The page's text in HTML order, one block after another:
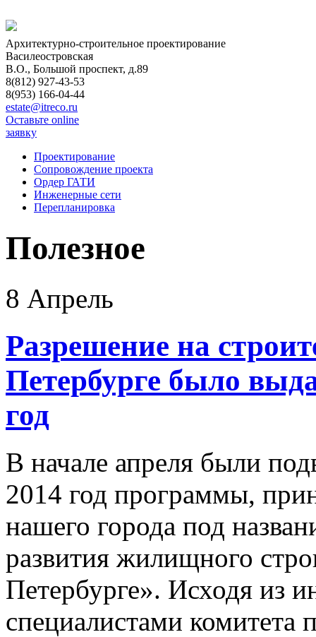
Архитектурно-строительное проектирование
Василеостровская
В.О., Большой проспект, д.89
8(812) 927-43-53
8(953) 166-04-44
estate@itreco.ru
Оставьте online
заявку
Проектирование
Сопровождение проекта
Ордер ГАТИ
Инженерные сети
Перепланировка
Полезное
8 Апрель
Разрешение на
Петербурге было
год
В начале апреля были
2014 год программы,
нашего города под
развития жилищного
Петербурге». Исходя из
специалистами комитета